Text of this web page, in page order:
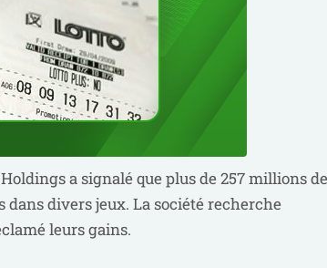
a signalé que plus de 257 millions de
divers jeux. La société recherche
leurs gains.